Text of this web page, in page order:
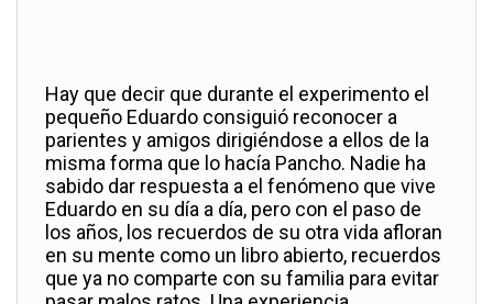
Hay que decir que durante el experimento el
pequeño Eduardo consiguió reconocer a
parientes y amigos dirigiéndose a ellos de la
misma forma que lo hacía Pancho. Nadie ha
sabido dar respuesta a el fenómeno que vive
Eduardo en su día a día, pero con el paso de
los años, los recuerdos de su otra vida afloran
en su mente como un libro abierto, recuerdos
que ya no comparte con su familia para evitar